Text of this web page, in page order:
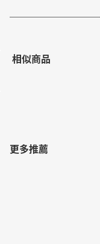
相似商品
更多推薦